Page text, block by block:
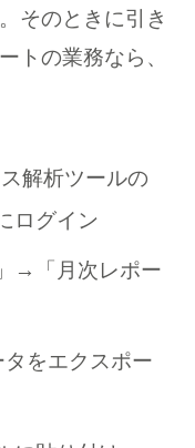
そのときに引き
トの業務なら、
解析ツールの
ログイン
→「月次レポー
をエクスポー